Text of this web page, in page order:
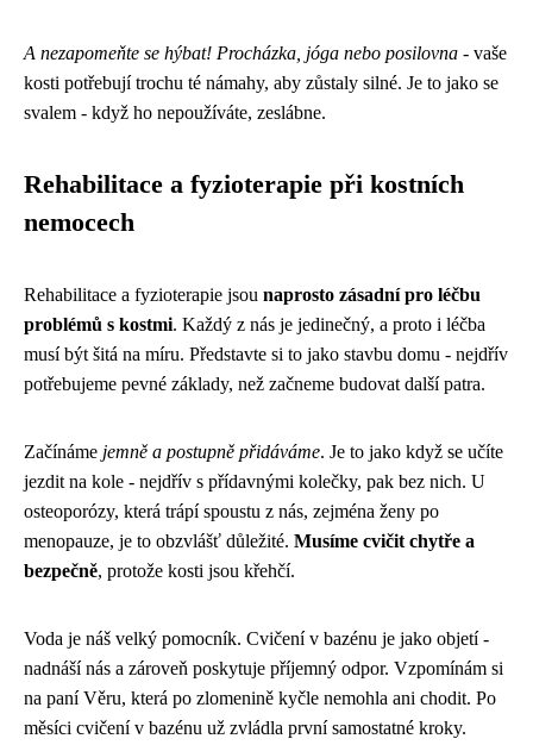
A nezapomeňte se hýbat! Procházka, jóga nebo posilovna - vaše
kosti potřebují trochu té námahy, aby zůstaly silné. Je to jako se
svalem - když ho nepoužíváte, zeslábne.
Rehabilitace a fyzioterapie při kostních
nemocech
Rehabilitace a fyzioterapie jsou naprosto zásadní pro léčbu
problémů s kostmi. Každý z nás je jedinečný, a proto i léčba
musí být šitá na míru. Představte si to jako stavbu domu - nejdřív
potřebujeme pevné základy, než začneme budovat další patra.
Začínáme jemně a postupně přidáváme. Je to jako když se učíte
jezdit na kole - nejdřív s přídavnými kolečky, pak bez nich. U
osteoporózy, která trápí spoustu z nás, zejména ženy po
menopauze, je to obzvlášť důležité. Musíme cvičit chytře a
bezpečně, protože kosti jsou křehčí.
Voda je náš velký pomocník. Cvičení v bazénu je jako objetí -
nadnáší nás a zároveň poskytuje příjemný odpor. Vzpomínám si
na paní Věru, která po zlomenině kyčle nemohla ani chodit. Po
měsíci cvičení v bazénu už zvládla první samostatné kroky.